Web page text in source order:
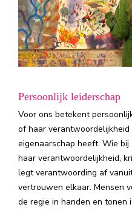
Persoonlijk leiderschap
Voor ons betekent
of haar
eigenaarschap heeft. Wie
haar verantwoordelijkheid,
legt verantwoording af
vertrouwen elkaar. Mensen
de regie in handen en